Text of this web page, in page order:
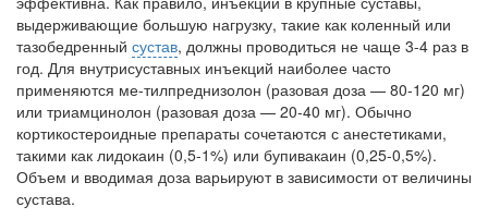
работников в
ближайшие годы. Она
заявила об этом на
встрече с журналистами ведущих...
Местная анестезия развивает кардиотоксичность
Федеральная служба по
надзору в сфере
здравоохранения озвучила
выдерживающие большую нагрузку, такие как коленный или
тазобедренный сустав, должны проводиться не чаще 3-4 раз в
год. Для внутрисуставных инъекций наиболее часто
применяются ме-тилпреднизолон (разовая доза — 80-120 мг)
или триамцинолон (разовая доза — 20-40 мг). Обычно
кортикостероидные препараты соче­таются с анестетиками,
такими как лидокаин (0,5-1%) или бупивакаин (0,25-0,5%).
Объ­ем и вводимая доза варьируют в зависимости от величины
сустава.